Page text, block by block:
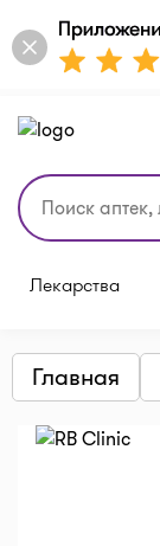
Лекарства
Главная